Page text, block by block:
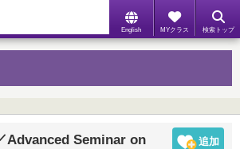
English MYクラス 検索トップ
Advanced Seminar on